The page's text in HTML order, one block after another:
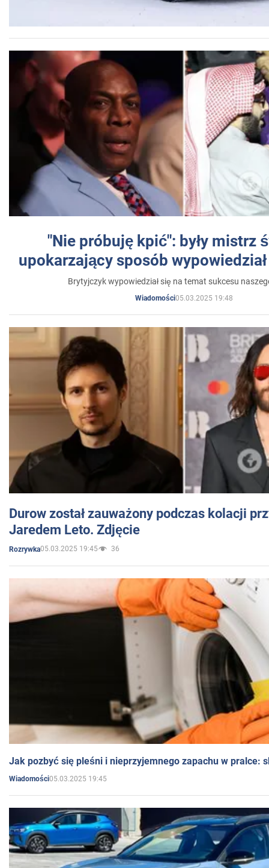
"Nie próbuję kpić": były mistrz
upokarzający sposób
Brytyjczyk wypowiedział się na temat sukcesu
Wiadomości05.03.2025 19:48
Durow został zauważony podczas kolacji
Jaredem Leto. Zdjęcie
Rozrywka05.03.2025 19:45 36
Jak pozbyć się pleśni i nieprzyjemnego zapachu w pralce:
Wiadomości05.03.2025 19:45